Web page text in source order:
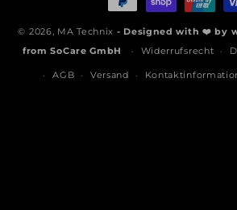
© 2026, MA Technix - Designed with ❤️ by
fromSoCare GmbH Widerrufsrecht
AGB Versand